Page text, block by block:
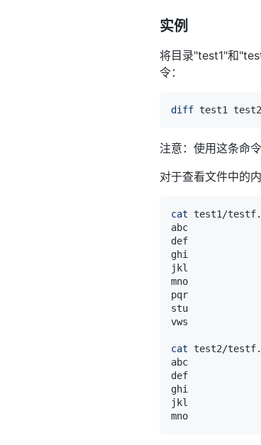
实例
将目录"test1"和
令：
diff test1 test2
注意：使用这条命
对于查看文件中的
cat test1/
cat test2/